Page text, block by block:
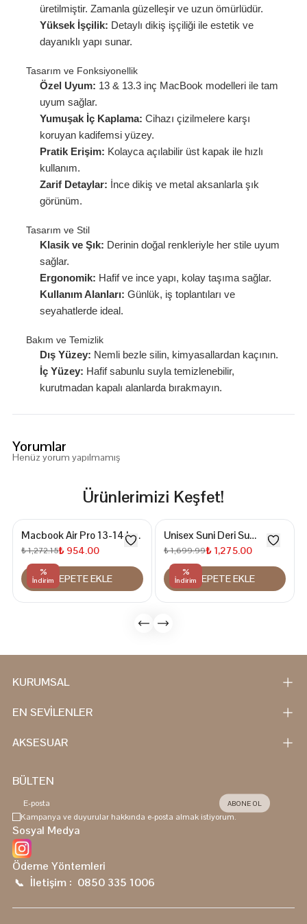
üretilmiştir. Zamanla güzelleşir ve uzun ömürlüdür.
Yüksek İşçilik: Detaylı dikiş işçiliği ile estetik ve
dayanıklı yapı sunar.
Tasarım ve Fonksiyonellik
Özel Uyum: 13 & 13.3 inç MacBook modelleri ile tam
uyum sağlar.
Yumuşak İç Kaplama: Cihazı çizilmelere karşı
koruyan kadifemsi yüzey.
Pratik Erişim: Kolayca açılabilir üst kapak ile hızlı
kullanım.
Zarif Detaylar: İnce dikiş ve metal aksanlarla şık
görünüm.
Tasarım ve Stil
Klasik ve Şık: Derinin doğal renkleriyle her stile uyum
sağlar.
Ergonomik: Hafif ve ince yapı, kolay taşıma sağlar.
Kullanım Alanları: Günlük, iş toplantıları ve
seyahatlerde ideal.
Bakım ve Temizlik
Dış Yüzey: Nemli bezle silin, kimyasallardan kaçının.
İç Yüzey: Hafif sabunlu suyla temizlenebilir,
kurutmadan kapalı alanlarda bırakmayın.
Yorumlar
Henüz yorum yapılmamış
Ürünlerimizi Keşfet!
%
İndirim
Macbook Air Pro 13-14 Inç
Organizer Evrak & Laptop
& Tablet Çantası
₺ 1,272.15₺ 954.00
SEPETE EKLE
%
İndirim
Unisex Suni Deri Su
Geçirmez 14 İnç Laptop ve
Evrak Çantası
₺ 1,699.99₺ 1,275.00
SEPETE EKLE
KURUMSAL
EN SEVİLENLER
AKSESUAR
BÜLTEN
ABONE OL
Kampanya ve duyurular hakkında e-posta almak istiyorum.
Sosyal Medya
Ödeme Yöntemleri
📞 İletişim : 0850 335 1006